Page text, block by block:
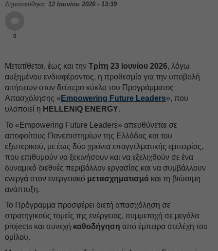
Δημοσιεύθηκε: 12 Ιουνίου 2026 - 13:39
0
Μετατίθεται, έως και την Τρίτη 23 Ιουνίου 2026, λόγω
αυξημένου ενδιαφέροντος, η προθεσμία για την υποβολή
αιτήσεων στον δεύτερο κύκλο του Προγράμματος
Απασχόλησης « Empowering Future Leaders», που
υλοποιεί η HELLENiQ ENERGY.
Το «Empowering Future Leaders» απευθύνεται σε
αποφοίτους Πανεπιστημίων της Ελλάδας και του
εξωτερικού, με έως δύο χρόνια επαγγελματικής εμπειρίας,
που επιθυμούν να ξεκινήσουν και να εξελιχθούν σε ένα
δυναμικό διεθνές περιβάλλον εργασίας και να συμβάλλουν
ενεργά στον ενεργειακό μετασχηματισμό και τη βιώσιμη
ανάπτυξη.
Το Πρόγραμμα προσφέρει διετή απασχόληση σε
στρατηγικούς τομείς της ενέργειας, συμμετοχή σε μεγάλα
projects και συνεχή καθοδήγηση από έμπειρα στελέχη του
ομίλου.